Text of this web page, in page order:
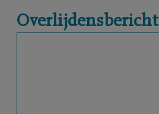
Overlijdensbericht